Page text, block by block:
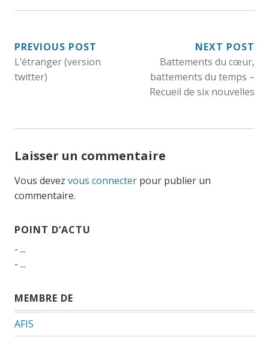
NAVIGATION
DE
PREVIOUS POST
L’étranger (version
twitter)
NEXT POST
Battements du cœur,
battements du temps –
Recueil de six nouvelles
Laisser un commentaire
Vous devez vous connecterpour publier un
commentaire.
POINT D’ACTU
- ...
- ...
MEMBRE DE
AFIS